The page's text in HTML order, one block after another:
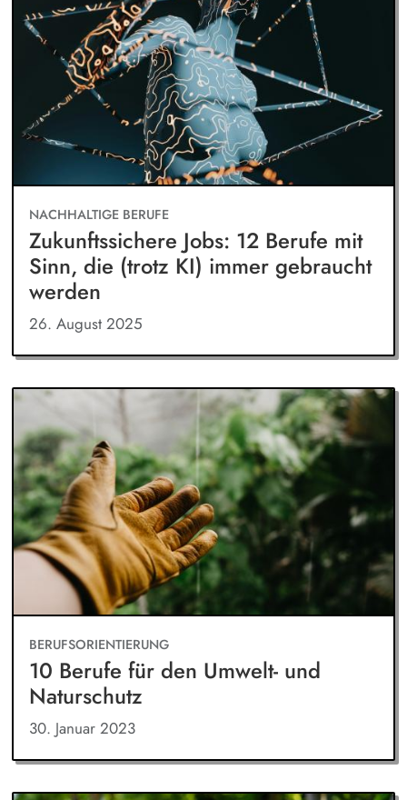
NACHHALTIGE BERUFE
Zukunftssichere Jobs: 12 Berufe mit
Sinn, die (trotz KI) immer gebraucht
werden
26. August 2025
BERUFSORIENTIERUNG
10 Berufe für den Umwelt- und
Naturschutz
30. Januar 2023